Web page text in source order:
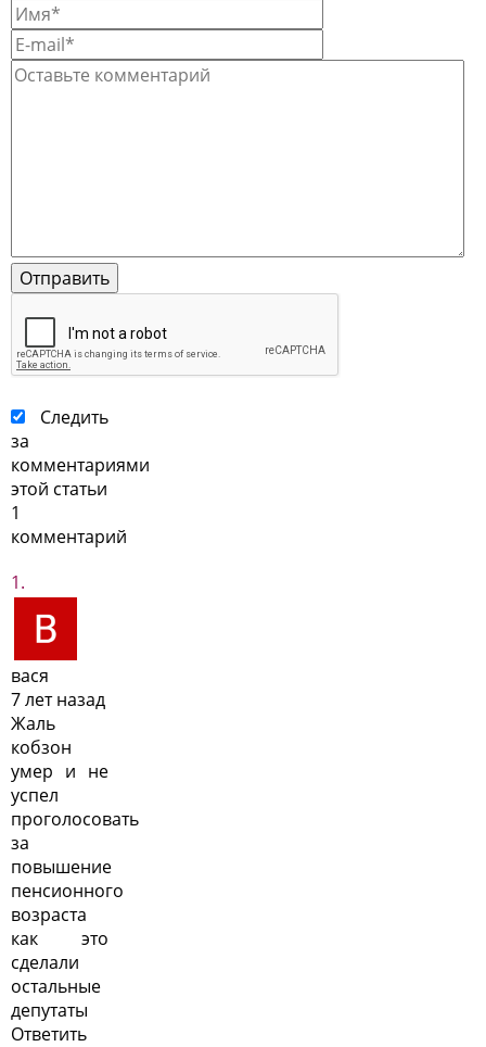
Следить
за
комментариями
этой статьи
1
комментарий
вася
7 лет назад
Жаль
кобзон
умер и не
успел
проголосовать
за
повышение
пенсионного
возраста
как это
сделали
остальные
депутаты
Ответить